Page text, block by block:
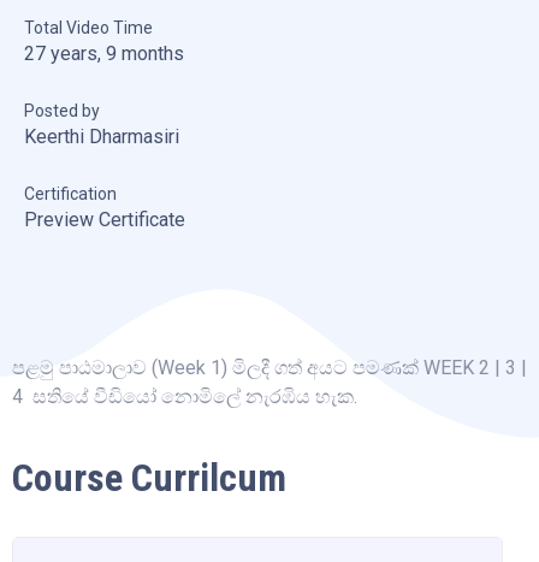
Total Video Time
27 years, 9 months
Posted by
Keerthi Dharmasiri
Certification
Preview Certificate
පළමු පාඨමාලාව (Week 1) මිලදී ගත් අයට පමණක් WEEK 2 | 3 |
4 සතියේ වීඩියෝ නොමිලේ නැරඹිය හැක.
Course Currilcum